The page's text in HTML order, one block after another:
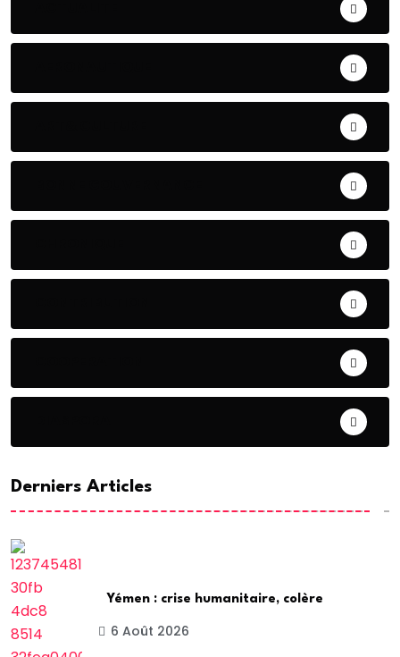
Derniers Articles
Yémen : crise humanitaire, colère
6 Août 2026